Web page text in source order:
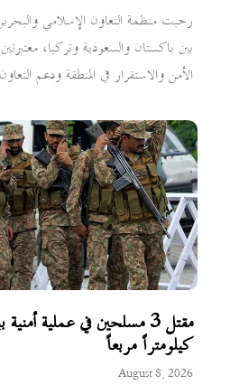
رحبت منظمة التعاون الإسلامي
بين باكستان والسعودية وتركيا،
الأمن والاستقرار في المنطقة ودعم
كيلومتراً مربعاً
August 8, 2026